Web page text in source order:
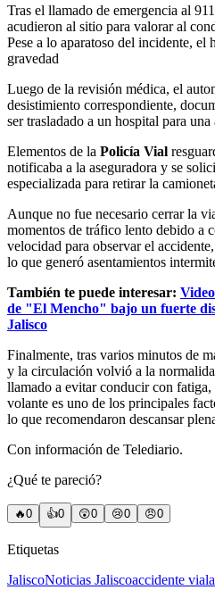
Tras el llamado de emergencia al
acudieron al sitio para valorar al
Pese a lo aparatoso del incidente, el
gravedad
Luego de la revisión médica, el
desistimiento correspondiente,
ser trasladado a un hospital para
Elementos de la Policía Vial
notificaba a la aseguradora y se
especializada para retirar la
Aunque no fue necesario cerrar la
momentos de tráfico lento debido a
velocidad para observar el
lo que generó asentamientos
También te puede interesar:
de "El Mencho" bajo un fuerte
Jalisco
Finalmente, tras varios minutos de
y la circulación volvió a la
llamado a evitar conducir con
volante es uno de los principales
lo que recomendaron descansar
Con información de Telediario.
¿Qué te pareció?
🔥0 👍0 😲0 😢0 😠0
Etiquetas
JaliscoNoticias Jaliscoaccidente vial